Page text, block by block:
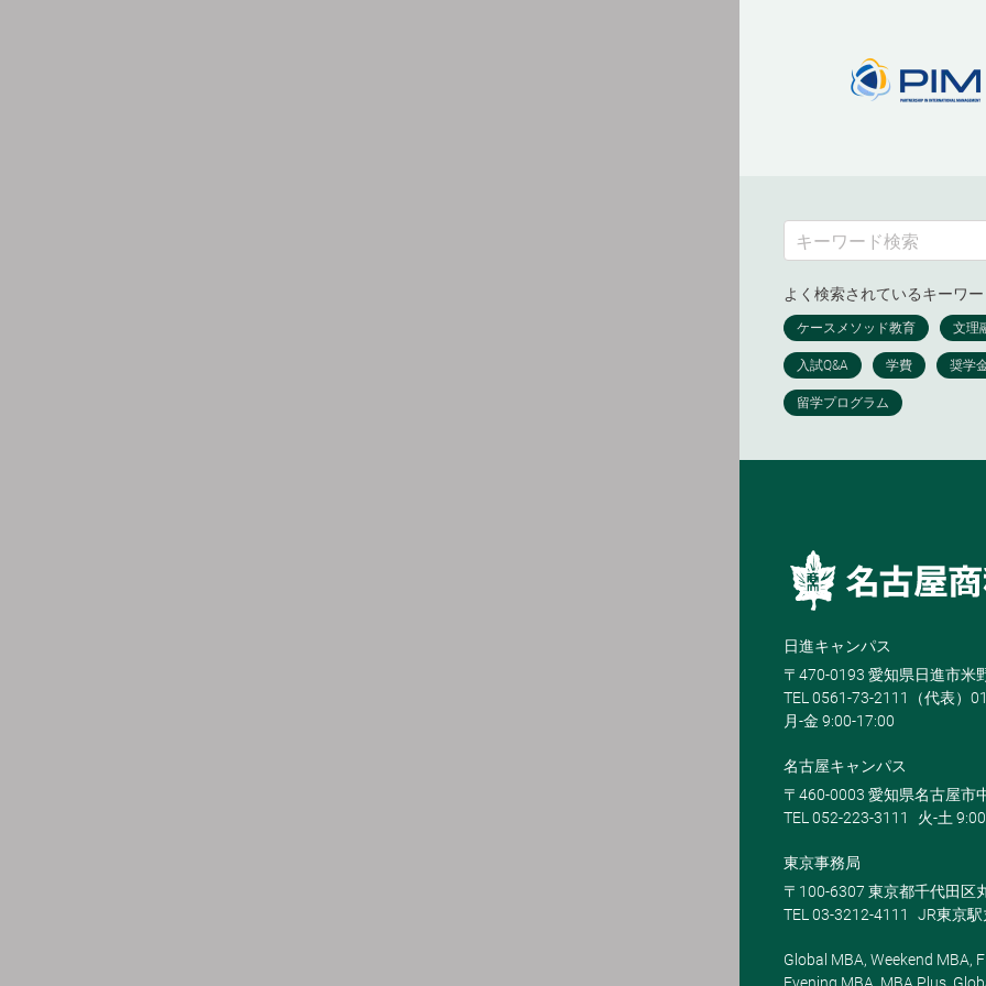
よく検索されているキーワ
日進キャンパス
〒470-0193 愛知県日進市米
TEL 0561-73-2111（代表）
月-金 9:00-17:00
名古屋キャンパス
〒460-0003 愛知県名古屋市
TEL 052-223-3111
火-土
東京事務局
〒100-6307 東京都千代田区
TEL 03-3212-4111
JR東京
Global MBA, Weekend MBA,
Evening MBA, MBA Plus,